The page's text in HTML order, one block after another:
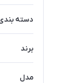
دسته
برند
مدل